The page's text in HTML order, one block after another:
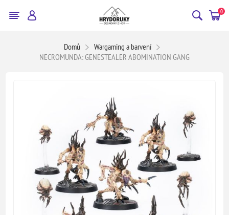
0
Domů
Wargaming a barvení
NECROMUNDA: GENESTEALER ABOMINATION GANG